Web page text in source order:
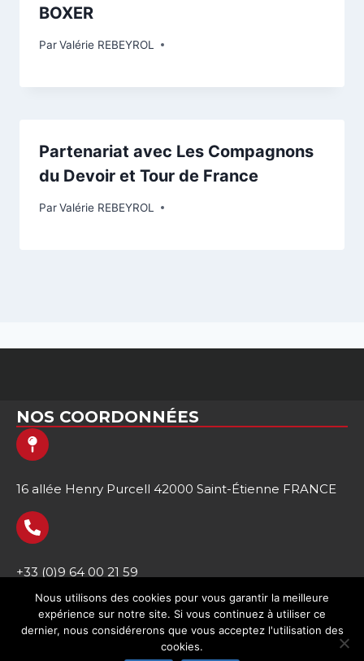
BOXER
ParValérie REBEYROL
Partenariat avec Les Compagnons
du Devoir et Tour de France
ParValérie REBEYROL
NOS COORDONNÉES
16 allée Henry Purcell 42000 Saint-Étienne FRANCE
+33 (0)9 64 00 21 59
Nous utilisons des cookies pour vous garantir la meilleure
expérience sur notre site. Si vous continuez à utiliser ce
dernier, nous considérerons que vous acceptez l'utilisation des
cookies.